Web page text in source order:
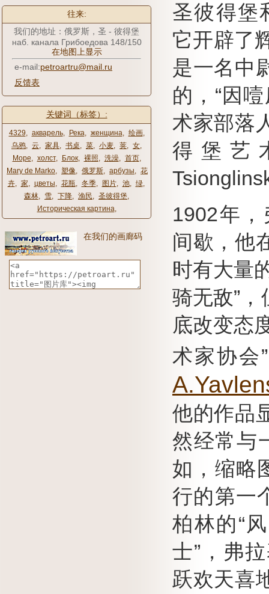
往来:
我们的地址：俄罗斯，圣 - 彼得堡
наб. канала Грибоедова 148/150
在地图上显示
e-mail:petroartru@mail.ru
反馈表
关键词（标签）:
4329, акварель, Река, женщина, 绘画,
乌鸦, 云, 家具, 书桌, 菜, 小麦, 荚, 女,
Море, холст, Блок, 裸照, 洗澡, 首页,
Mary de Marko, 塑像, 俄罗斯, арбузы, 花
卉, 家, цветы, 花瓶, 冬季, 图片, 池, 绿,
森林, 雪, 下降, 渔民, 圣彼得堡,
Историческая картина,
在我们的画廊码
圣彼得堡
它开辟了
是一名中
的，“因
术家部落
得堡艺
1902年
间歇，他
时有大量
骑无敌”
底改变态
术家协会
他的作品
然经常与
如，缩略
行的第一
柏林的“
士”，弗
跃欢天喜